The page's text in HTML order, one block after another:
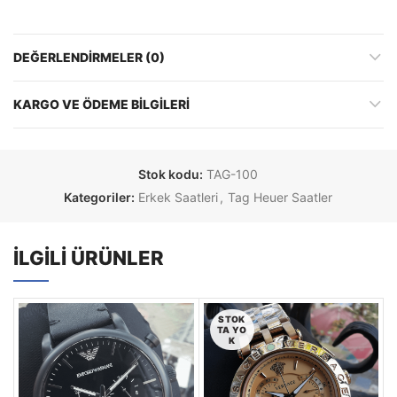
DEĞERLENDIRMELER (0)
KARGO VE ÖDEME BILGILERI
Stok kodu: TAG-100
Kategoriler: Erkek Saatleri, Tag Heuer Saatler
İLGILI ÜRÜNLER
STOK
TA YO
K